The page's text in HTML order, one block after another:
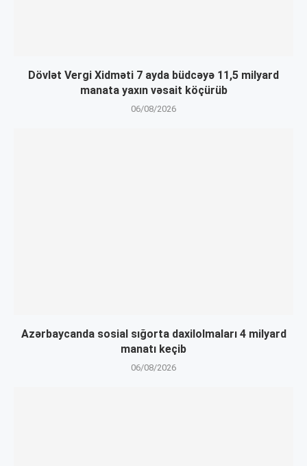
Dövlət Vergi Xidməti 7 ayda büdcəyə 11,5 milyard
manata yaxın vəsait köçürüb
06/08/2026
Azərbaycanda sosial sığorta daxilolmaları 4 milyard
manatı keçib
06/08/2026